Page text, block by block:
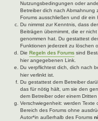
Nutzungsbedingungen oder
Betreiber dich nach Abmahnung
Forums ausschließen und dir ein
Du nimmst zur Kenntnis, dass
Beiträgen übernimmt, die er
genommen hat. Du gestattest
Funktionen jederzeit zu löschen
Die Regeln des Forums sind
hier angegebenen Link.
Du verpflichtest dich, dich nach
hier verlinkt ist.
Du gestattest dem Betreiber
das für nötig hält, um sie den
dem Betreiber oder einem
Verschwiegenheit: werden
Bereich des Forums ohne
Autor*in außerhalb des Forums